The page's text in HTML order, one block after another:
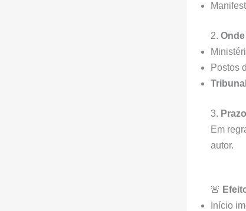
2.
Postos
Tribunal
3.
Em
autor.
🚨
Início